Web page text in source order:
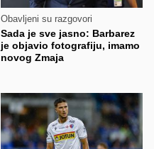
Obavljeni su razgovori
Sada je sve jasno: Barbarez
je objavio fotografiju, imamo
novog Zmaja